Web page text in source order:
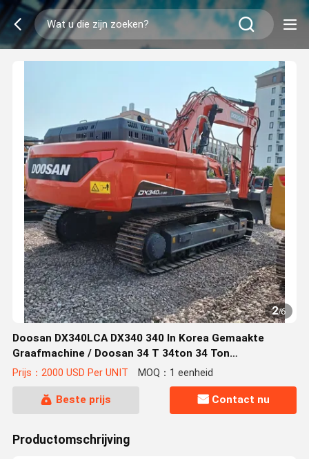
2/6
Doosan DX340LCA DX340 340 In Korea Gemaakte
Graafmachine / Doosan 34 T 34ton 34 Ton
Tweedehands Rupsgraafmachine Te Koop
Prijs：2000 USD Per UNIT MOQ：1 eenheid
Beste prijs Contact nu
Productomschrijving